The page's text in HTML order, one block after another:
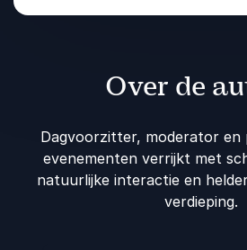
Over de
Dagvoorzitter, moderator en
evenementen verrijkt met
natuurlijke interactie en
verdieping.